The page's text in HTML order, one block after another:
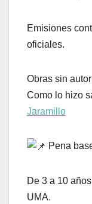
Emisiones
oficiales.
Obras sin
Como lo hizo
Jaramillo
Pena
De 3 a 10
UMA.